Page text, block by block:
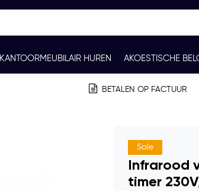
KANTOORMEUBILAIR HUREN AKOESTISCHE
BETALEN OP FACTUUR
Sale
Infrarood
timer